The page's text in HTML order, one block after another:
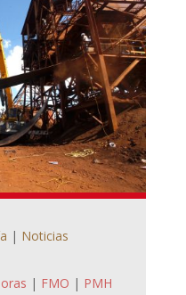
| Noticias
| FMO | PMH